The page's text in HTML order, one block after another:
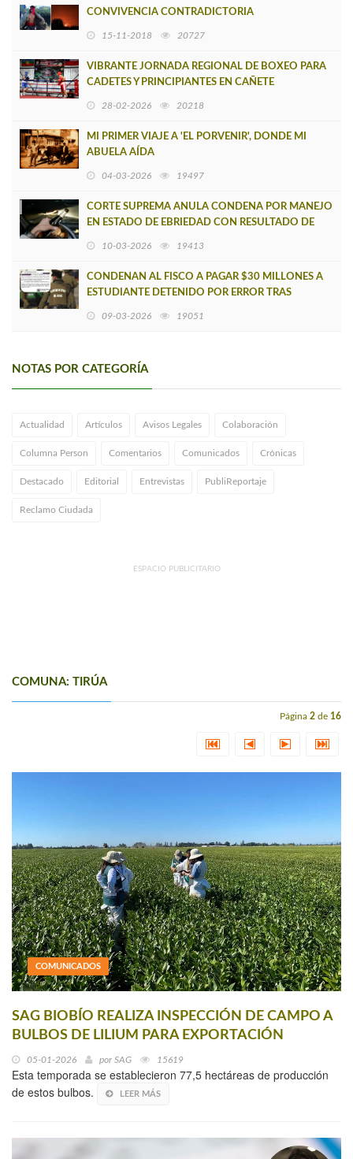
CONVIVENCIA CONTRADICTORIA
15-11-2018 20727
VIBRANTE JORNADA REGIONAL DE BOXEO PARA
CADETES Y PRINCIPIANTES EN CAÑETE
28-02-2026 20218
MI PRIMER VIAJE A 'EL PORVENIR', DONDE MI
ABUELA AÍDA
04-03-2026 19497
CORTE SUPREMA ANULA CONDENA POR MANEJO
EN ESTADO DE EBRIEDAD CON RESULTADO DE
10-03-2026 19413
CONDENAN AL FISCO A PAGAR $30 MILLONES A
ESTUDIANTE DETENIDO POR ERROR TRAS
09-03-2026 19051
NOTAS POR CATEGORÍA
Actualidad Artículos Avisos Legales Colaboración
Columna Person Comentarios Comunicados Crónicas
Destacado Editorial Entrevistas PubliReportaje
Reclamo Ciudada
ESPACIO PUBLICITARIO
COMUNA: TIRÚA
Página 2 de 16
COMUNICADOS
SAG BIOBÍO REALIZA INSPECCIÓN DE CAMPO A
BULBOS DE LILIUM PARA EXPORTACIÓN
05-01-2026 por SAG 15619
Esta temporada se establecieron 77,5 hectáreas de producción
de estos bulbos.
LEER MÁS